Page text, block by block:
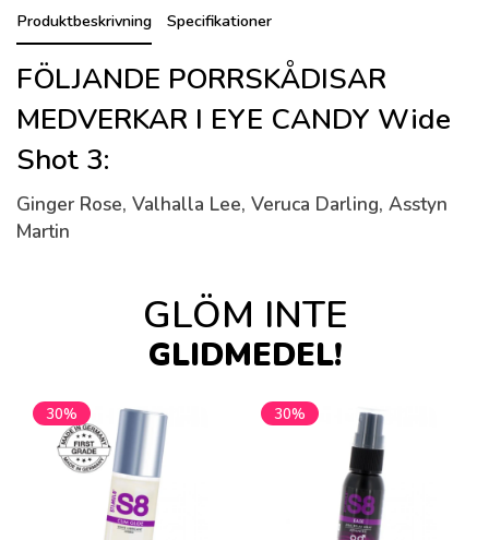
Produktbeskrivning Specifikationer
FÖLJANDE PORRSKÅDISAR
MEDVERKAR I EYE CANDY Wide
Shot 3:
Ginger Rose, Valhalla Lee, Veruca Darling, Asstyn
Martin
GLÖM INTE
GLIDMEDEL!
30% 30%